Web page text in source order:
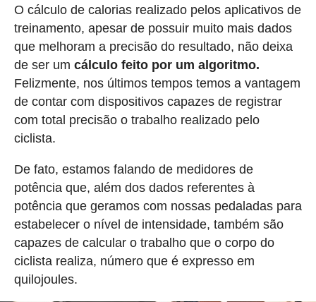
O cálculo de calorias realizado pelos aplicativos de
treinamento, apesar de possuir muito mais dados
que melhoram a precisão do resultado, não deixa
de ser um cálculo feito por um algoritmo.
Felizmente, nos últimos tempos temos a vantagem
de contar com dispositivos capazes de registrar
com total precisão o trabalho realizado pelo
ciclista.
De fato, estamos falando de medidores de
potência que, além dos dados referentes à
potência que geramos com nossas pedaladas para
estabelecer o nível de intensidade, também são
capazes de calcular o trabalho que o corpo do
ciclista realiza, número que é expresso em
quilojoules.